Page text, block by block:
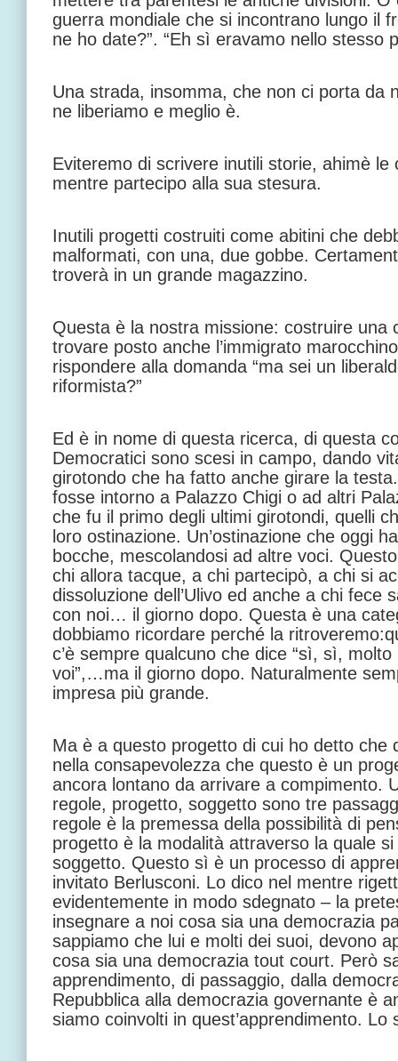
guerra mondiale che si incontrano lungo il
ne ho date?”. “Eh sì eravamo nello stesso
Una strada, insomma, che non ci porta da
ne liberiamo e meglio è.
Eviteremo di scrivere inutili storie, ahimè le
mentre partecipo alla sua stesura.
Inutili progetti costruiti come abitini che
malformati, con una, due gobbe.
troverà in un grande magazzino.
Questa è la nostra missione: costruire una
trovare posto anche l’immigrato
rispondere alla domanda “ma sei un
riformista?”
Ed è in nome di questa ricerca, di questa
Democratici sono scesi in campo, dando
girotondo che ha fatto anche girare la
fosse intorno a Palazzo Chigi o ad altri
che fu il primo degli ultimi girotondi, quelli
loro ostinazione. Un’ostinazione che oggi
bocche, mescolandosi ad altre voci.
chi allora tacque, a chi partecipò, a chi si
dissoluzione dell’Ulivo ed anche a chi fece
con noi… il giorno dopo. Questa è una
dobbiamo ricordare perché la
c’è sempre qualcuno che dice “sì, sì,
voi”,…ma il giorno dopo. Naturalmente
impresa più grande.
Ma è a questo progetto di cui ho detto che
nella consapevolezza che questo è un
ancora lontano da arrivare a compimento.
regole, progetto, soggetto sono tre
regole è la premessa della possibilità di
progetto è la modalità attraverso la quale
soggetto. Questo sì è un processo di
invitato Berlusconi. Lo dico nel mentre
evidentemente in modo sdegnato – la
insegnare a noi cosa sia una democrazia
sappiamo che lui e molti dei suoi, devono
cosa sia una democrazia tout court. Però
apprendimento, di passaggio, dalla
Repubblica alla democrazia governante è
siamo coinvolti in quest’apprendimento. Lo